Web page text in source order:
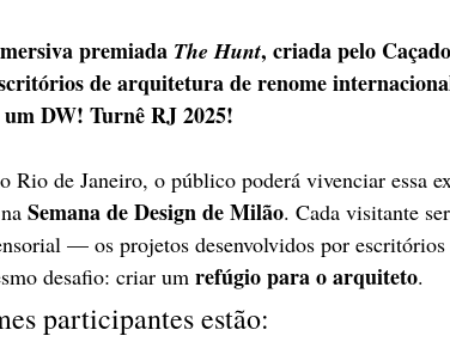
premiada The Hunt, criada pelo
de arquitetura de renome
DW! Turnê RJ 2025!
Rio de Janeiro, o público poderá vivenciar essa
Semana de Design de Milão. Cada visitante
— os projetos desenvolvidos por escritórios
desafio: criar um refúgio para o arquiteto.
participantes estão: